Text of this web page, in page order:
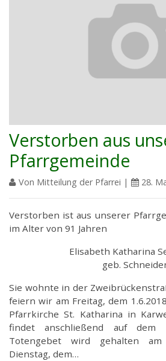
Verstorben aus
Pfarrgemeinde
Von Mitteilung der Pfarrei | 28.
Verstorben ist aus unserer
im Alter von 91 Jahren
Elisabeth Katharina
geb.
Sie wohnte in der
feiern wir am Freitag, dem
Pfarrkirche St. Katharina in
findet anschließend auf dem
Totengebet wird gehalten
Dienstag, dem…